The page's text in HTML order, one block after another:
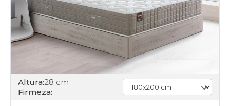
Altura:28 cm
Firmeza: